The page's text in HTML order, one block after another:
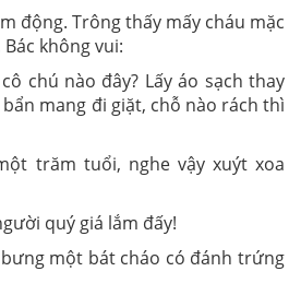
động. Trông thấy mấy cháu mặc
không vui:
chú nào đây? Lấy áo sạch thay
mang đi giặt, chỗ nào rách thì
trăm tuổi, nghe vậy xuýt xoa
quý giá lắm đấy!
một bát cháo có đánh trứng